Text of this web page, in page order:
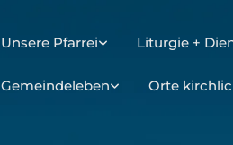
Unsere Pfarrei Liturgie +
Gemeindeleben Orte